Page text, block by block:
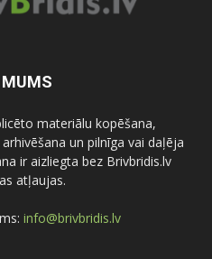
MUMS
materiālu kopēšana,
un pilnīga vai daļēja
ir aizliegta bez Brivbridis.lv
atļaujas.
info@brivbridis.lv